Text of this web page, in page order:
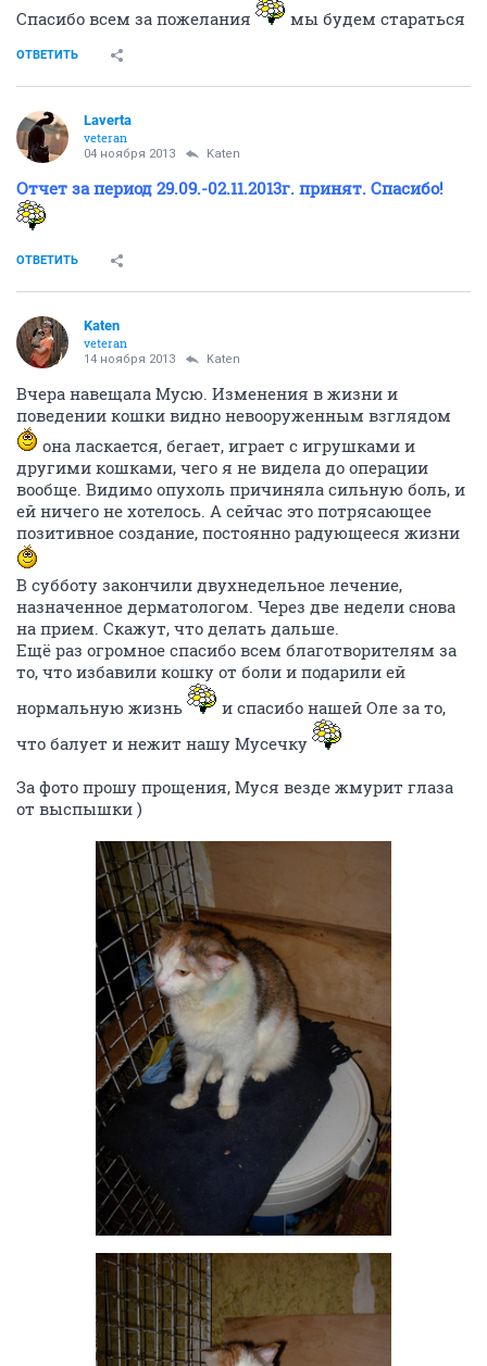
Спасибо всем за пожелания мы будем стараться
ОТВЕТИТЬ
Laverta
veteran
04 ноября 2013 Katen
Отчет за период 29.09.-02.11.2013г. принят. Спасибо!
ОТВЕТИТЬ
Katen
veteran
14 ноября 2013 Katen
Вчера навещала Мусю. Изменения в жизни и
поведении кошки видно невооруженным взглядом
она ласкается, бегает, играет с игрушками и
другими кошками, чего я не видела до операции
вообще. Видимо опухоль причиняла сильную боль, и
ей ничего не хотелось. А сейчас это потрясающее
позитивное создание, постоянно радующееся жизни
В субботу закончили двухнедельное лечение,
назначенное дерматологом. Через две недели снова
на прием. Скажут, что делать дальше.
Ещё раз огромное спасибо всем благотворителям за
то, что избавили кошку от боли и подарили ей
нормальную жизнь
и спасибо нашей Оле за то,
что балует и нежит нашу Мусечку
За фото прошу прощения, Муся везде жмурит глаза
от выспышки )